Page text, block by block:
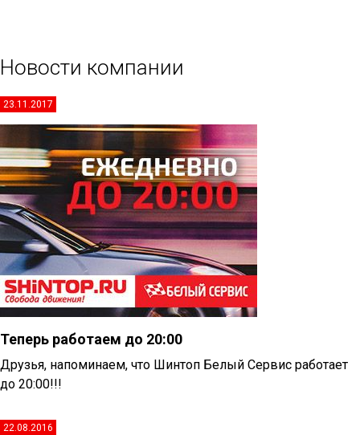
Новости компании
23.11.2017
Теперь работаем до 20:00
Друзья, напоминаем, что Шинтоп Белый Сервис работает
до 20:00!!!
22.08.2016